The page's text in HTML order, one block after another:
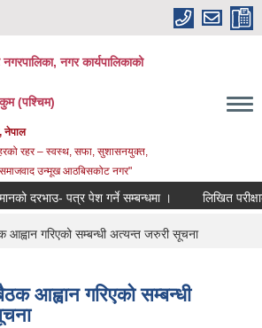
नगर कार्यपालिकाको
(पश्चिम)
नेपाल
रहर – स्वस्थ, सफा, सुशासनयुक्त,
उन्मूख आठबिसकोट नगर"
पत्र पेश गर्ने सम्बन्धमा । लिखित परीक्षाको
गरिएको सम्बन्धी अत्यन्त जरुरी सूचना
आह्वान गरिएको सम्बन्धी